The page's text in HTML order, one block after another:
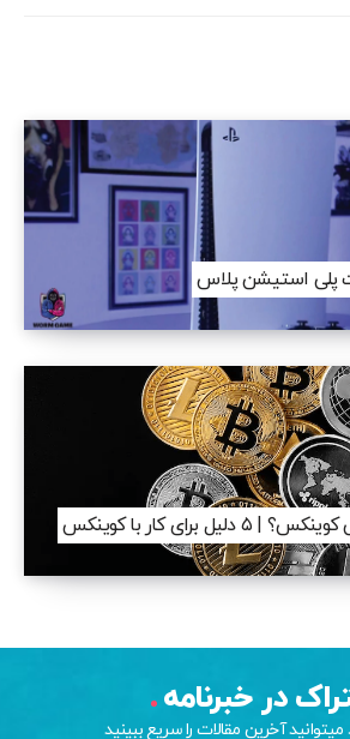
پلی استیشن پلاس
دلیل برای کار با کوینکس
در خبرنامه
میتوانید آخرین مقالات را سریع ببینید